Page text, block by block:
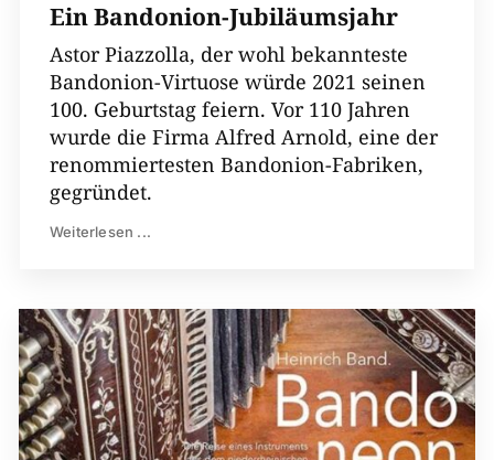
Ein Bandonion-Jubiläumsjahr
Astor Piazzolla, der wohl bekannteste
Bandonion-Virtuose würde 2021 seinen
100. Geburtstag feiern. Vor 110 Jahren
wurde die Firma Alfred Arnold, eine der
renommiertesten Bandonion-Fabriken,
gegründet.
Weiterlesen ...